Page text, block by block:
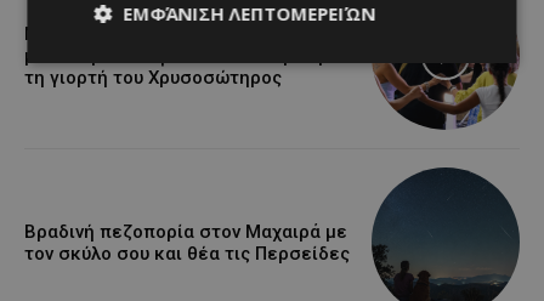
Μια βραδιά γεμάτη παράδοση,
μουσική και κέφι στον Δελίκηπο για
τη γιορτή του Χρυσοσώτηρος
Βραδινή πεζοπορία στον Μαχαιρά με
τον σκύλο σου και θέα τις Περσείδες
ΕΜΦΆΝΙΣΗ ΛΕΠΤΟΜΕΡΕΙΏΝ